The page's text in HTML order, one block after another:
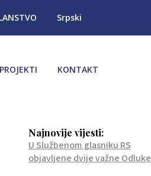
Srpski
PROJEKTI KONTAKT
Najnovije vijesti:
U Službenom glasniku RS
objavljene dvije važne Odluke